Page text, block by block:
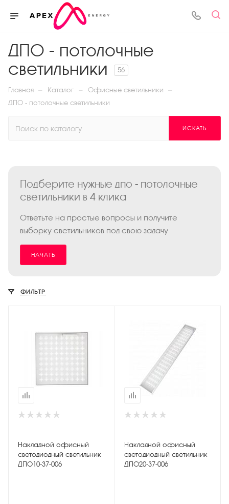
ДПО - потолочные
светильники
56
Главная — Каталог — Офисные светильники —
ДПО - потолочные светильники
ИСКАТЬ
Подберите нужные дпо - потолочные
светильники в 4 клика
Ответьте на простые вопросы и получите
выборку светильников под свою задачу
НАЧАТЬ
ФИЛЬТР
Накладной офисный
светодиодный светильник
ДПО10-37-006
Накладной офисный
светодиодный светильник
ДПО20-37-006